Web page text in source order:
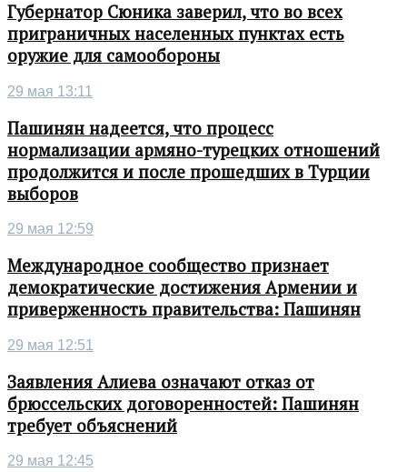
Губернатор Сюника заверил, что во всех
приграничных населенных пунктах есть
оружие для самообороны
29 мая 13:11
Пашинян надеется, что процесс
нормализации армяно-турецких отношений
продолжится и после прошедших в Турции
выборов
29 мая 12:59
Международное сообщество признает
демократические достижения Армении и
приверженность правительства: Пашинян
29 мая 12:51
Заявления Алиева означают отказ от
брюссельских договоренностей: Пашинян
требует объяснений
29 мая 12:45